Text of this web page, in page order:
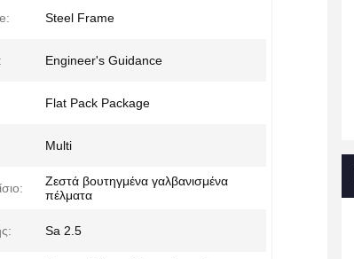
Steel Frame
Engineer's Guidance
Flat Pack Package
Multi
Ζεστά βουτηγμένα γαλβανισμένα
πέλματα
Sa 2.5